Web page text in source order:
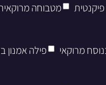
מטבוחה
מרוקאי פילה אמנון